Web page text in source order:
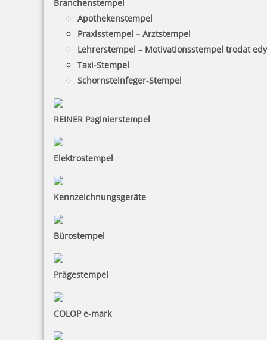
Branchenstempel
Apothekenstempel
Praxisstempel – Arztstempel
Lehrerstempel – Motivationsstempel trodat
Taxi-Stempel
Schornsteinfeger-Stempel
REINER Paginierstempel
Elektrostempel
Kennzeichnungsgeräte
Bürostempel
Prägestempel
COLOP e-mark